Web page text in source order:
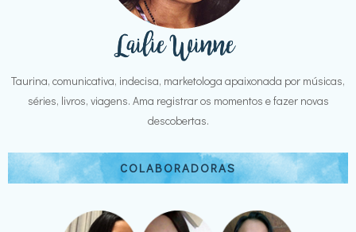
Taurina, comunicativa, indecisa, marketologa apaixonada por músicas,
séries, livros, viagens. Ama registrar os momentos e fazer novas
descobertas.
COLABORADORAS